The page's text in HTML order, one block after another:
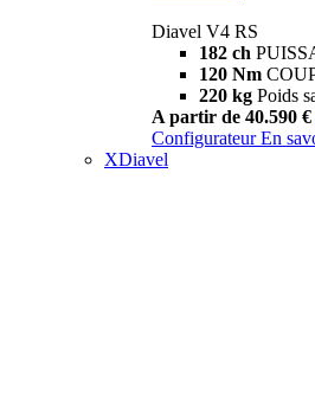
Diavel V4 RS
182 ch
120 Nm
220 kg Poids
A partir de 40.590 €
Configurateur En
XDiavel